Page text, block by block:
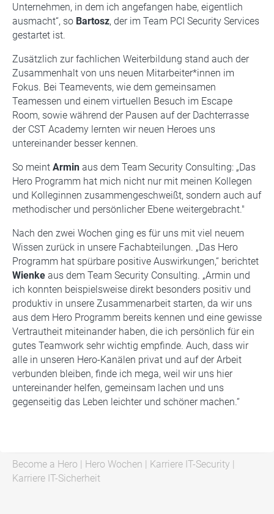
Unternehmen, in dem ich angefangen habe, eigentlich
ausmacht“, so Bartosz, der im Team PCI Security Services
gestartet ist.
Zusätzlich zur fachlichen Weiterbildung stand auch der
Zusammenhalt von uns neuen Mitarbeiter*innen im
Fokus. Bei Teamevents, wie dem gemeinsamen
Teamessen und einem virtuellen Besuch im Escape
Room, sowie während der Pausen auf der Dachterrasse
der CST Academy lernten wir neuen Heroes uns
untereinander besser kennen.
So meint Armin aus dem Team Security Consulting: „Das
Hero Programm hat mich nicht nur mit meinen Kollegen
und Kolleginnen zusammengeschweißt, sondern auch auf
methodischer und persönlicher Ebene weitergebracht."
Nach den zwei Wochen ging es für uns mit viel neuem
Wissen zurück in unsere Fachabteilungen. „Das Hero
Programm hat spürbare positive Auswirkungen,“ berichtet
Wienke aus dem Team Security Consulting. „Armin und
ich konnten beispielsweise direkt besonders positiv und
produktiv in unsere Zusammenarbeit starten, da wir uns
aus dem Hero Programm bereits kennen und eine gewisse
Vertrautheit miteinander haben, die ich persönlich für ein
gutes Teamwork sehr wichtig empfinde. Auch, dass wir
alle in unseren Hero-Kanälen privat und auf der Arbeit
verbunden bleiben, finde ich mega, weil wir uns hier
untereinander helfen, gemeinsam lachen und uns
gegenseitig das Leben leichter und schöner machen.“
Become a Hero | Hero Wochen | Karriere IT-Security |
Karriere IT-Sicherheit